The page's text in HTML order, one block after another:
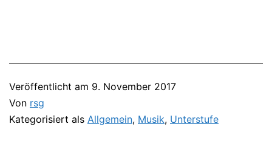
Veröffentlicht am 9. November 2017
Von rsg
Kategorisiert als Allgemein, Musik, Unterstufe